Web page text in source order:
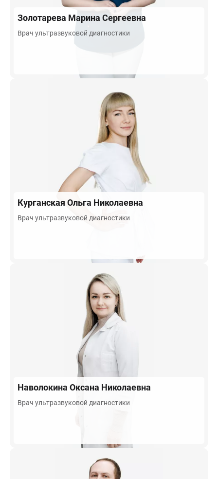
Золотарева Марина Сергеевна
Врач ультразвуковой диагностики
Курганская Ольга Николаевна
Врач ультразвуковой диагностики
Наволокина Оксана Николаевна
Врач ультразвуковой диагностики